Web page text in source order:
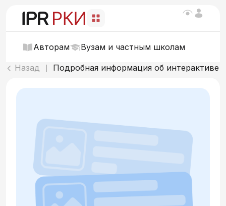
Авторам Вузам и частным школам
Назад Подробная информация об интерактиве